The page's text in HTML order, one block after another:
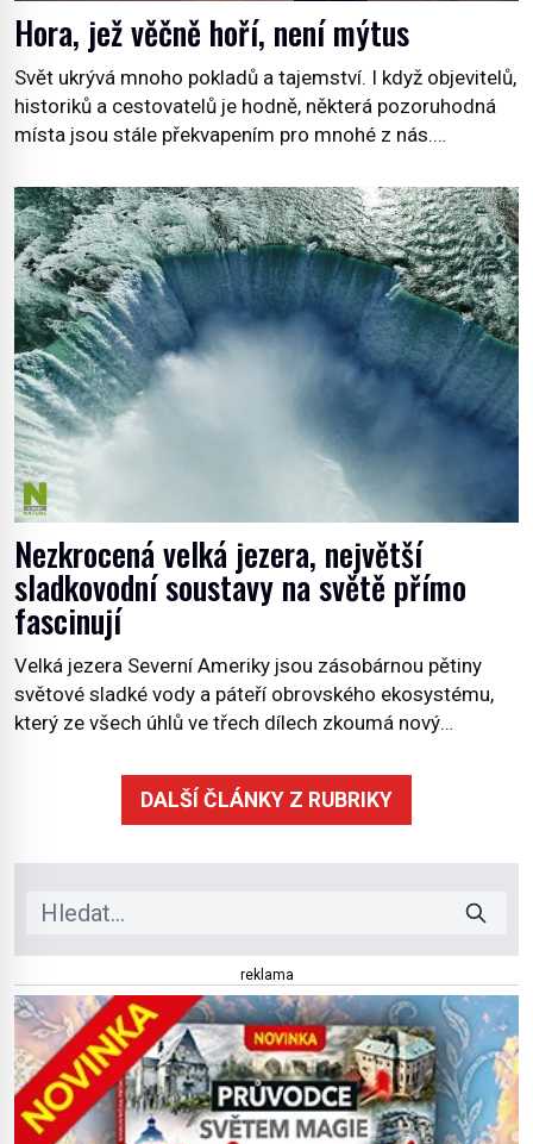
Hora, jež věčně hoří, není mýtus
Svět ukrývá mnoho pokladů a tajemství. I když objevitelů,
historiků a cestovatelů je hodně, některá pozoruhodná
místa jsou stále překvapením pro mnohé z nás.
Albánie či úchvatná atmosféra Kypru jsou jedny z míst,
která nám mají co nabídnout a vyprávět. Uznávaná
historička Bettany Hughes, se vydala prozkoumat
pozoruhodné úkazy, o kterých jste možná doposud
neslyšeli. Hora, […]
Nezkrocená velká jezera, největší
sladkovodní soustavy na světě přímo
fascinují
Velká jezera Severní Ameriky jsou zásobárnou pětiny
světové sladké vody a páteří obrovského ekosystému,
který ze všech úhlů ve třech dílech zkoumá nový
premiéře jej uvidíte na Viasat Nature v pondělí 5.
července. Hořejší jezero, Huronské jezero, Michiganské
jezera a řeky […]
DALŠÍ ČLÁNKY Z RUBRIKY
reklama